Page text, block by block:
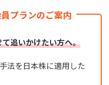
プランのご案内
追いかけたい方へ。
法を日本株に適用した